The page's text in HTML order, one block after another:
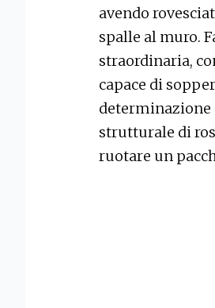
avendo
spalle al muro.
straordinaria,
capace di
determinazione
strutturale di
ruotare un